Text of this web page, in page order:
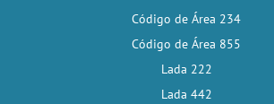
Código de Área 234
Código de Área 855
Lada 222
Lada 442